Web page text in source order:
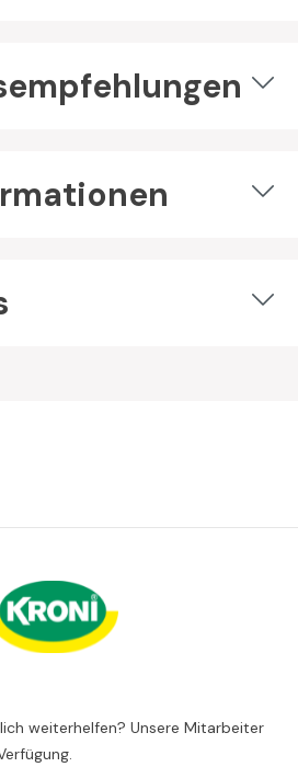
weiterhelfen? Unsere Mitarbeiter